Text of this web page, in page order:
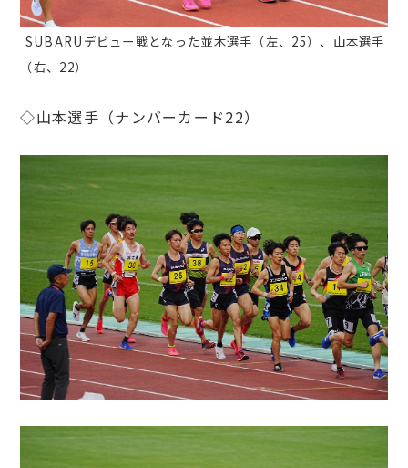
SUBARUデビュー戦となった並木選手（左、25）、山本選手
（右、22）
◇山本選手（ナンバーカード22）